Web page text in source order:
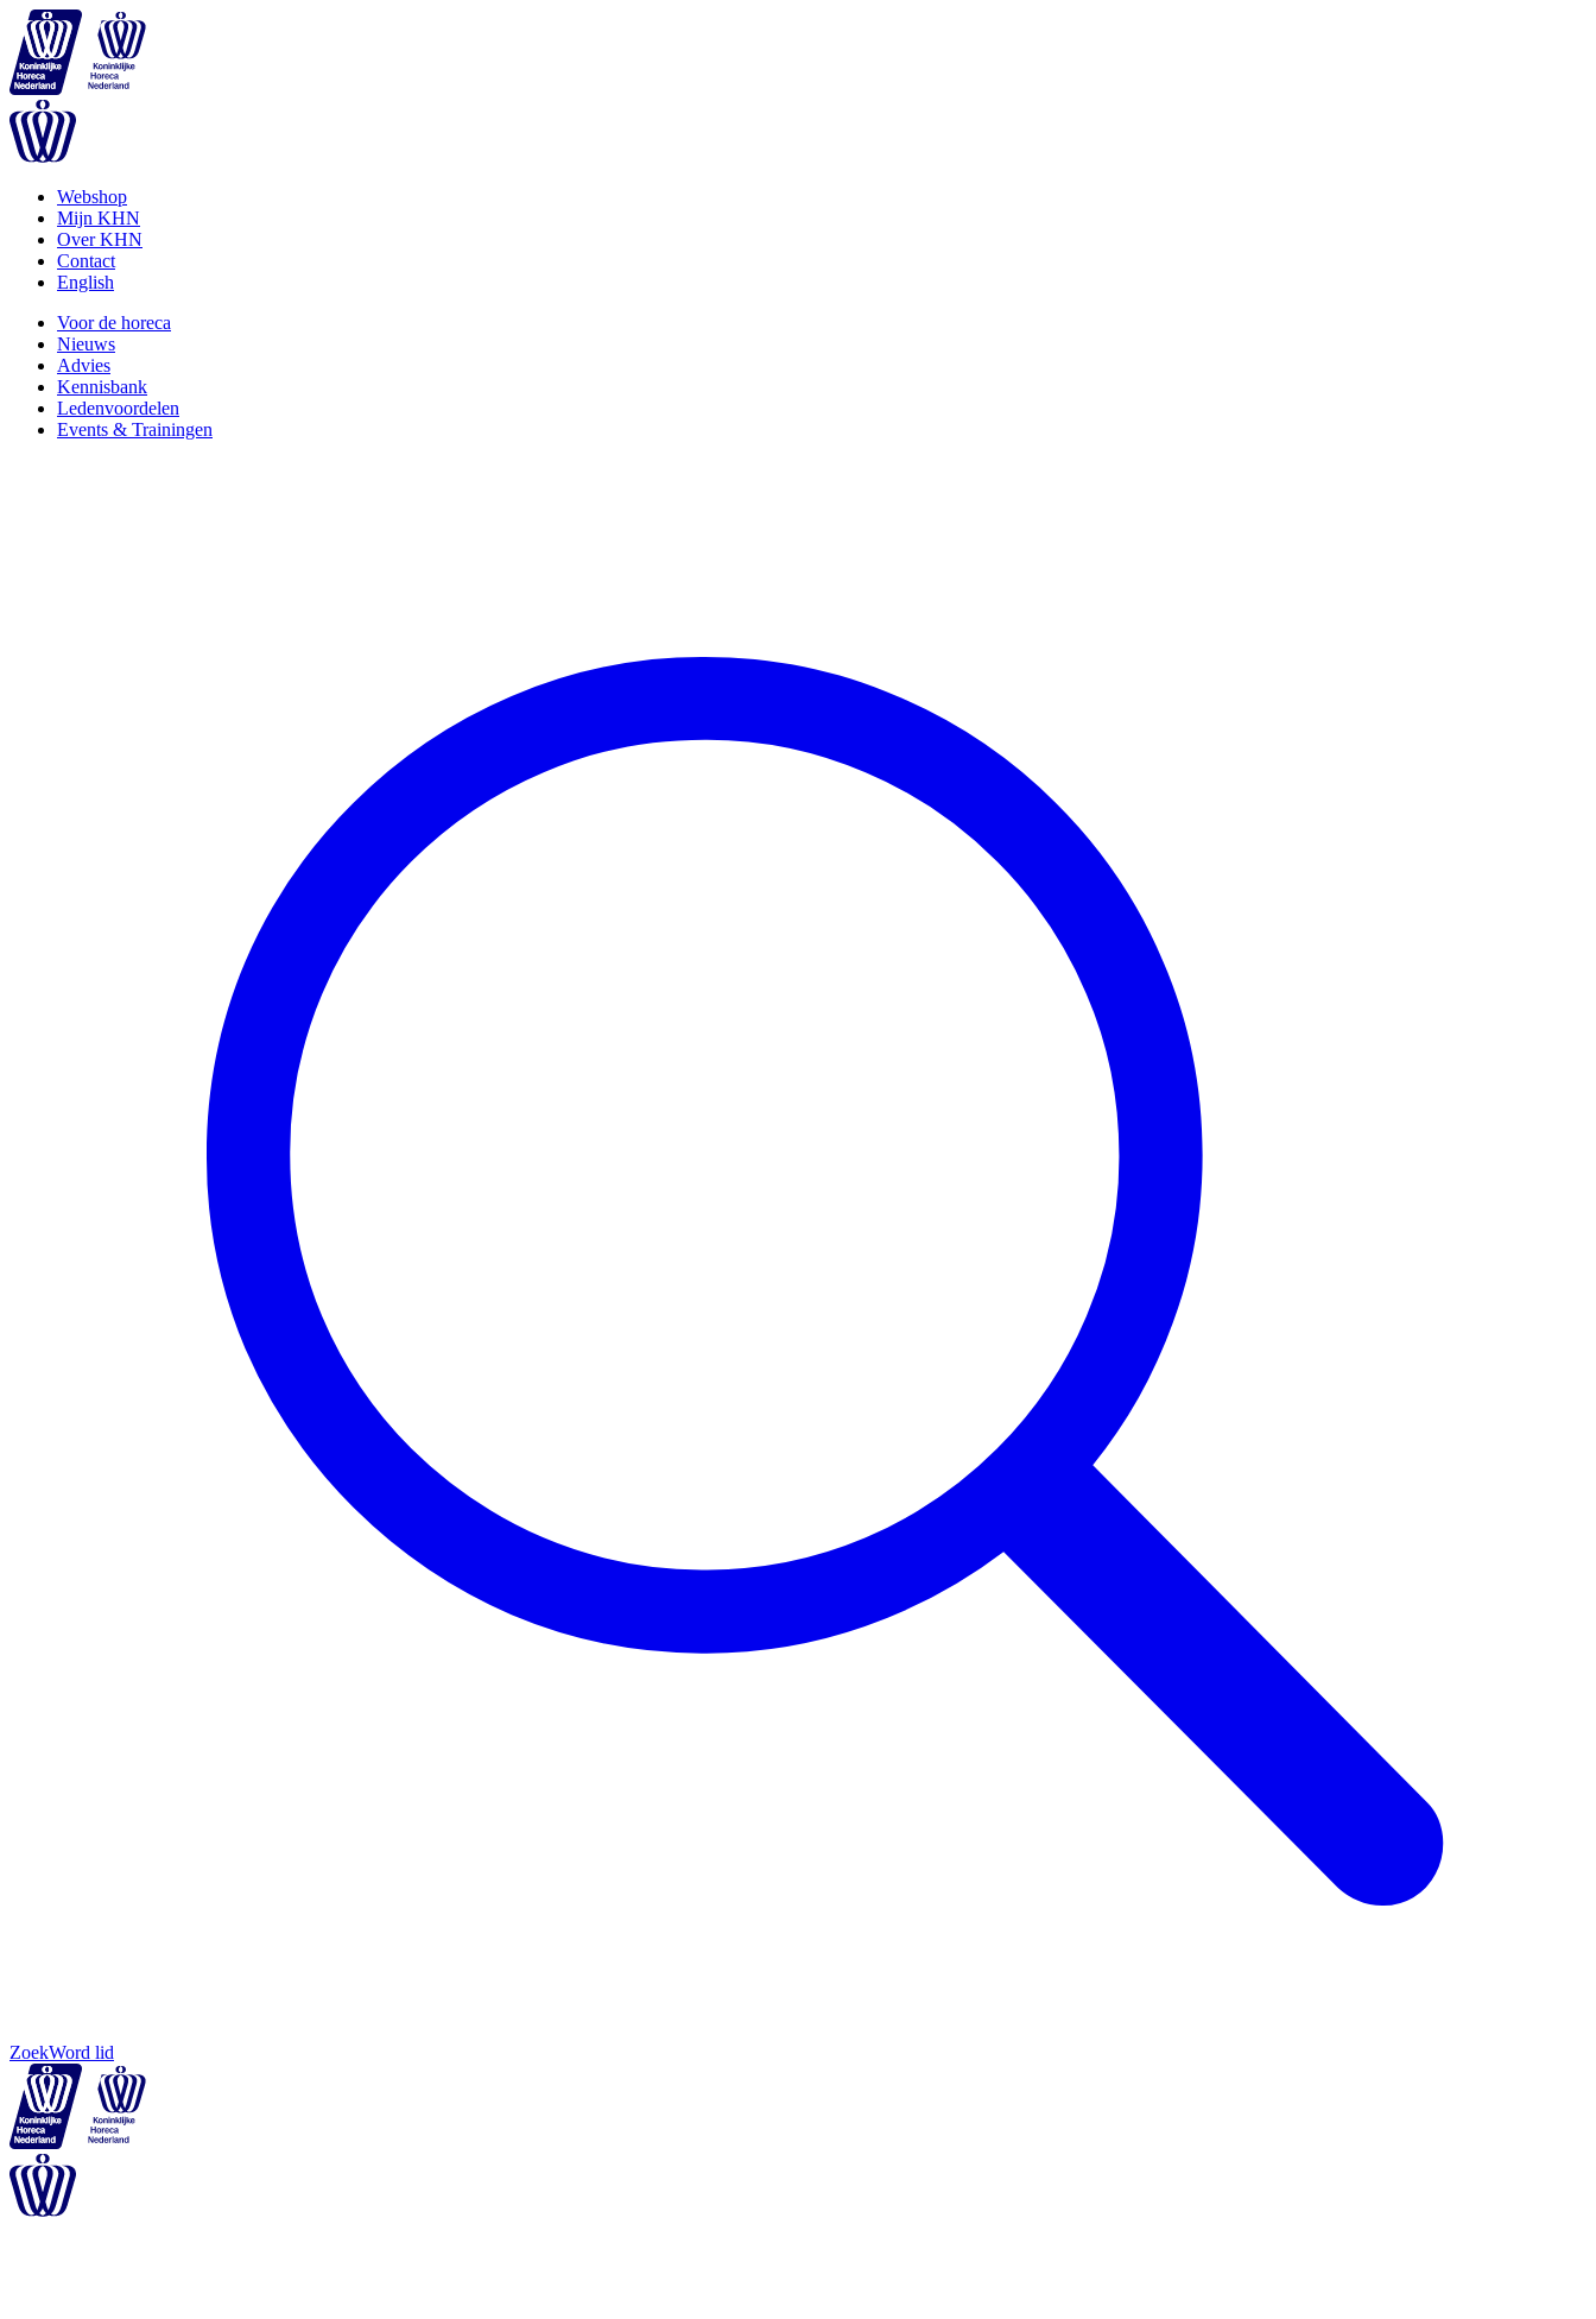
Webshop
Mijn KHN
Over KHN
Contact
English
Voor de horeca
Nieuws
Advies
Kennisbank
Ledenvoordelen
Events & Trainingen
ZoekWord lid